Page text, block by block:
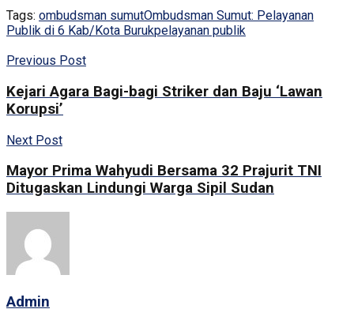
Tags: ombudsman sumutOmbudsman Sumut: Pelayanan
Publik di 6 Kab/Kota Burukpelayanan publik
Previous Post
Kejari Agara Bagi-bagi Striker dan Baju ‘Lawan
Korupsi’
Next Post
Mayor Prima Wahyudi Bersama 32 Prajurit TNI
Ditugaskan Lindungi Warga Sipil Sudan
Admin